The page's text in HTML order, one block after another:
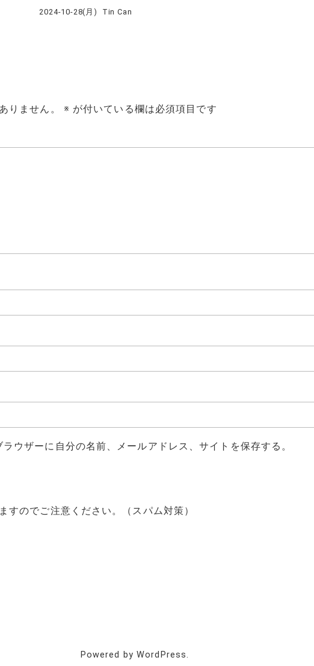
2024-10-28(月) Tin Can
りません。 ※ が付いている欄は必須項目です
ウザーに自分の名前、メールアドレス、サイトを保存する。
すのでご注意ください。（スパム対策）
Powered by WordPress.